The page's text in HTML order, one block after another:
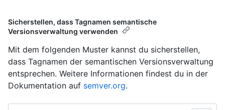
Sicherstellen, dass Tagnamen semantische
Versionsverwaltung verwenden
Mit dem folgenden Muster kannst du sicherstellen,
dass Tagnamen der semantischen Versionsverwaltung
entsprechen. Weitere Informationen findest du in der
Dokumentation auf semver.org.